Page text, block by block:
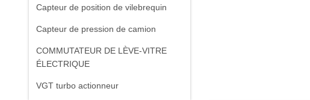
Capteur de position de vilebrequin
Capteur de pression de camion
COMMUTATEUR DE LÈVE-VITRE
ÉLECTRIQUE
VGT turbo actionneur